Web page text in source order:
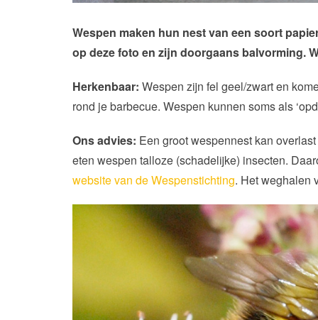
Wespen maken hun nest van een soort
op deze foto en zijn doorgaans balvorming.
Herkenbaar: Wespen zijn fel geel/zwart en
rond je barbecue. Wespen kunnen soms als
Ons advies: Een groot wespennest kan
eten wespen talloze (schadelijke) insecten.
website van de Wespenstichting. Het weghalen